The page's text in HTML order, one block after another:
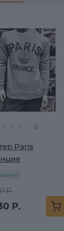
0
Paris
Р.
Р.